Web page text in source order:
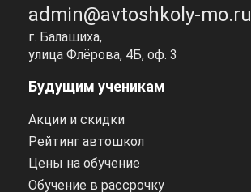
admin@avtoshkoly-mo.ru
г. Балашиха,
улица Флёрова, 4Б, оф. 3
Будущим ученикам
Акции и скидки
Рейтинг автошкол
Цены на обучение
Обучение в рассрочку